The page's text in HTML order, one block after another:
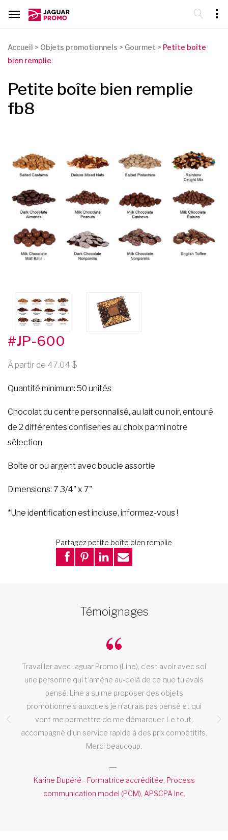
Accueil > Objets promotionnels > Gourmet > Petite boîte
bien remplie
Petite boîte bien remplie
fb8
#JP-600
À partir de 47.04
Quantité minimum: 50 unités
Chocolat du centre personnalisé, au lait ou noir, entouré
de 2 différentes confiseries au choix parmi notre
sélection
Boîte or ou argent avec boucle assortie
Dimensions: 7 3/4" x 7"
*Une identification est incluse, informez-vous !
Partagez petite boîte bien remplie
Témoignages
Travailler avec Jaguar Promo (Line), c’est avoir avec soi
une personne qui t’amène au-delà de ce que tu avais
pensé. Line a su me proposer des objets
promotionnels auxquels je n’aurais pas pensé et qui
vont me permettre de me démarquer. Le tout,
accompagné d’un service rapide à des prix compétitifs.
Merci beaucoup.
Karine Dupéré - Formatrice accréditée, Process
communication model (PCM), APSCPA Inc.